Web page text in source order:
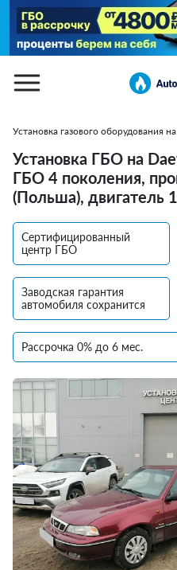
Установка газового оборудования
Установка ГБО на
ГБО 4 поколения,
(Польша), двигатель
Сертифицированный
центр ГБО
Заводская гарантия
автомобиля сохранится
Рассрочка 0% до 6 мес.